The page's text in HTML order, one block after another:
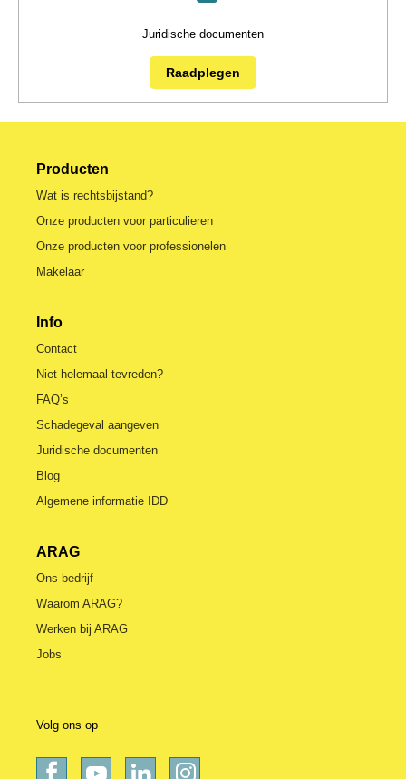
Juridische documenten
Raadplegen
Producten
Wat is rechtsbijstand?
Onze producten voor particulieren
Onze producten voor professionelen
Makelaar
Info
Contact
Niet helemaal tevreden?
FAQ’s
Schadegeval aangeven
Juridische documenten
Blog
Algemene informatie IDD
ARAG
Ons bedrijf
Waarom ARAG?
Werken bij ARAG
Jobs
Volg ons op